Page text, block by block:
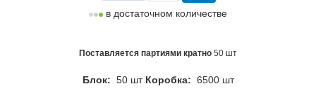
в достаточном количестве
Поставляется партиями кратно 50 шт
Блок: 50 шт Коробка: 6500 шт